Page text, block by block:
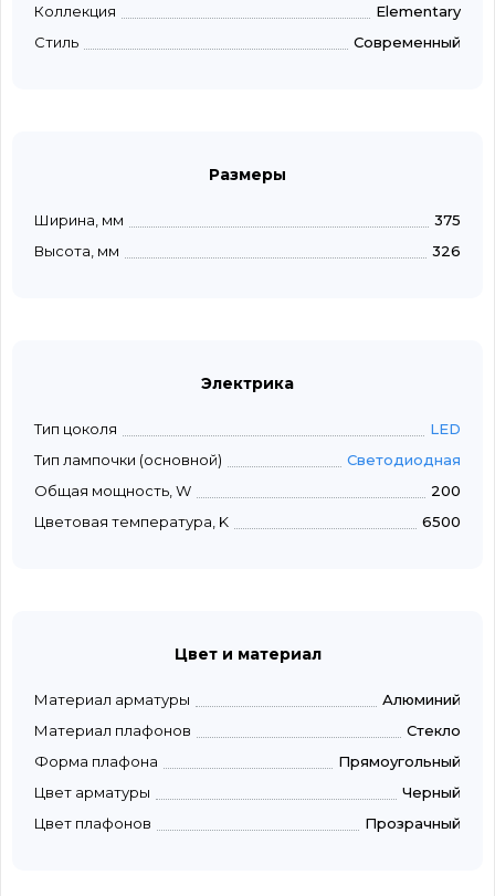
Коллекция
Elementary
Стиль
Современный
Размеры
Ширина, мм
375
Высота, мм
326
Электрика
Тип цоколя
LED
Тип лампочки (основной)
Светодиодная
Общая мощность, W
200
Цветовая температура, K
6500
Цвет и материал
Материал арматуры
Алюминий
Материал плафонов
Стекло
Форма плафона
Прямоугольный
Цвет арматуры
Черный
Цвет плафонов
Прозрачный